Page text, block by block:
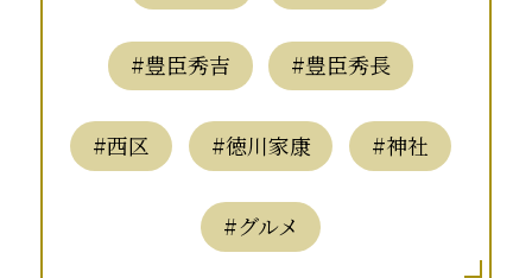
#豊臣秀吉 #豊臣秀長
#西区 #徳川家康 #神社
#グルメ